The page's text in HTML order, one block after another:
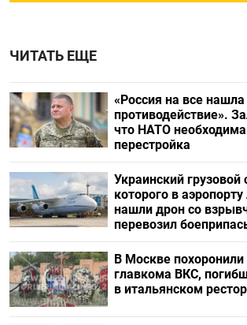
ЧИТАТЬ ЕЩЕ
«Россия на все нашла
противодействие».
что НАТО необходима
перестройка
Украинский грузовой
которого в
нашли дрон со
перевозил
В Москве похоронили
главкома ВКС,
в итальянском